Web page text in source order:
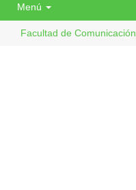
Menú
Facultad de Comunicación